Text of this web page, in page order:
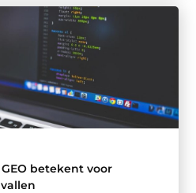
betekent voor